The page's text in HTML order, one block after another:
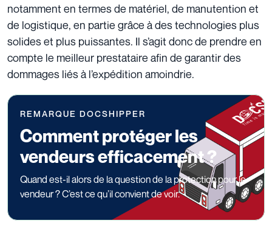
notamment en termes de matériel, de manutention et
de logistique, en partie grâce à des technologies plus
solides et plus puissantes. Il s’agit donc de prendre en
compte le meilleur prestataire afin de garantir des
dommages liés à l’expédition amoindrie.
REMARQUE DOCSHIPPER
Comment protéger les
vendeurs efficacement ?
Quand est-il alors de la question de la protection pour le
vendeur ? C’est ce qu’il convient de voir.